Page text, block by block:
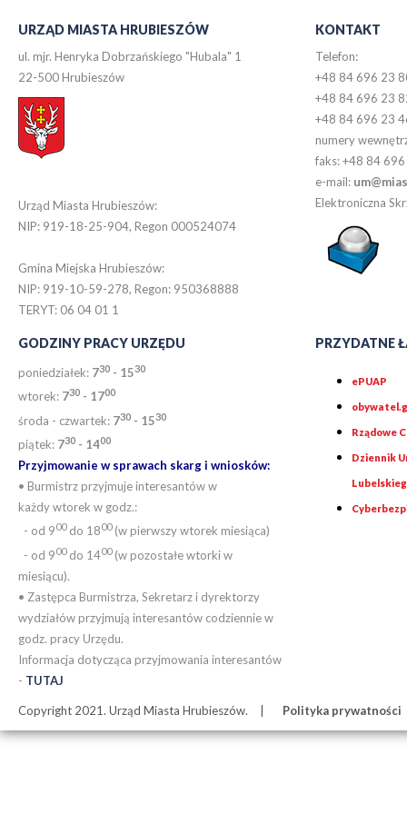
URZĄD MIASTA HRUBIESZÓW
ul. mjr. Henryka Dobrzańskiego "Hubala" 1
22-500 Hrubieszów
Urząd Miasta Hrubieszów:
NIP: 919-18-25-904, Regon 000524074
Gmina Miejska Hrubieszów:
NIP: 919-10-59-278, Regon: 950368888
TERYT: 06 04 01 1
KONTAKT
Telefon:
+48 84 696 23
+48 84 696 23
+48 84 696 23
numery
faks: +48 84
e-mail:
Elektroniczna
GODZINY PRACY URZĘDU
poniedziałek: 730 - 1530
wtorek: 730 - 1700
środa - czwartek: 730 - 1530
piątek: 730 - 1400
Przyjmowanie w sprawach skarg i wniosków:
• Burmistrz przyjmuje interesantów w
każdy wtorek w godz.:
- od 900do 1800(w pierwszy wtorek miesiąca)
- od 900do 1400(w pozostałe wtorki w
miesiącu).
• Zastępca Burmistrza, Sekretarz i dyrektorzy
wydziałów przyjmują interesantów codziennie w
godz. pracy Urzędu.
Informacja dotycząca przyjmowania interesantów
- TUTAJ
PRZYDATNE
ePUAP
Rządowe
Dziennik
Copyright 2021. Urząd Miasta Hrubieszów. Polityka prywatności